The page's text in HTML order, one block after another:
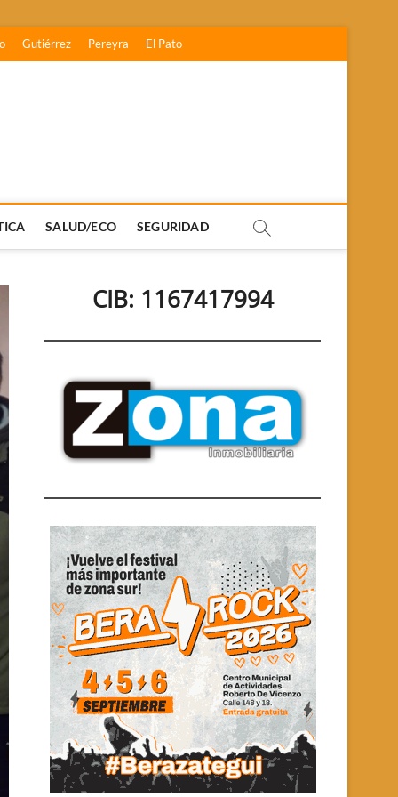
Gutiérrez Pereyra El Pato
SALUD/ECO SEGURIDAD
CIB: 1167417994